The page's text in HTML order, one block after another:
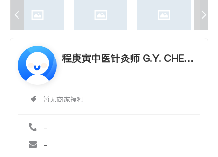
程庚寅中医针灸师 G.Y. CHENG
暂无商家福利
-
-